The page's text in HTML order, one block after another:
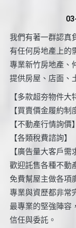
我們有著一群認真
有任何房地產上的
專業新竹房地產、
提供房屋、店面、
【多款超夯物件大
【買賣價金履約制
【不動產行情詢價】
【各類稅費諮詢】
【廣告量大客戶需
歡迎託售各種不動
免費幫屋主做各項
專業與資歷都非常
最專業的堅強陣容
信任與委託。